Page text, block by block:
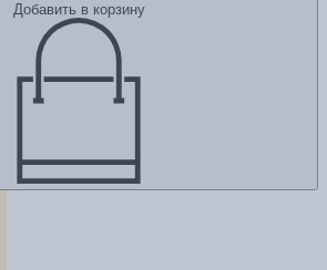
Добавить в корзину